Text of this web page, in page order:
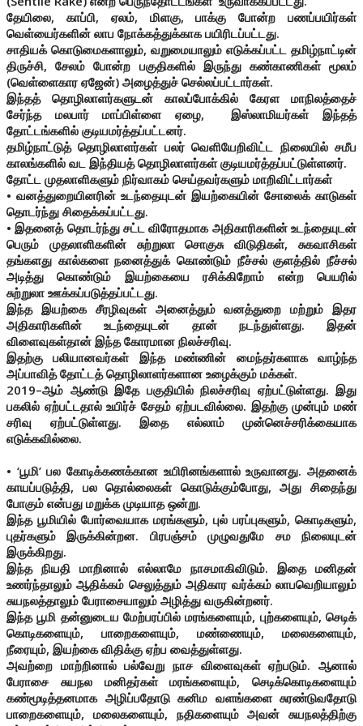
தேயிலை, காப்பி, ஏலம், மிளகு, பாக்கு போன்ற பணப்பயிர்கள்
வெள்யைர்களின் லாப நோக்கத்துக்காக பயிரிடப்பட்டது.
சாதியக் கொடுமைகளாலும், வறுமையாலும் எடுக்கப்பட்ட தமிழ்நாட்டின்
திருச்சி, சேலம் போன்ற பகுதிகளில் இருந்து கண்காணிகள் மூலம்
(வெள்ளைகார ஏஜேன்) அழைத்துச் செல்லப்பட்டார்கள்.
இந்தத் தொழிலாளர்களுடன் காலப்போக்கில் கேரள மாநிலத்தைச்
சேர்ந்த மலபார் மாப்பிள்ளை ஏழை, இஸ்லாமியர்கள் இந்தத்
தோட்டங்களில் குடியமர்த்தப்பட்டனர்.
தமிழ்நாட்டுத் தொழிலாளர்கள் பலர் வெளியேறிவிட்ட நிலையில் சமீப
காலங்களில் வட இந்தியத் தொழிலாளர்கள் குடியமர்த்தப்பட்டுள்ளனர்.
தோட்ட முதலாளிகளும் நிர்வாகம் செய்தவர்களும் மாறிவிட்டார்கள்
• வனத்துறையினரின் உடந்தையுடன் இயற்கையின் சோலைக் காடுகள்
தொடர்ந்து சிதைக்கப்பட்டது.
• இதனைத் தொடர்ந்து சட்ட விரோதமாக அதிகாரிகளின் உடந்தையுடன்
பெரும் முதலாளிகளின் சுற்றுலா சொகுசு விடுதிகள், சுகவாசிகள்
தங்களது கால்களை நனைத்துக் கொண்டும் நீச்சல் குளத்தில் நீச்சல்
அடித்து கொண்டும் இயற்கையை ரசிக்கிறோம் என்ற பெயரில்
சுற்றுலா ஊக்கப்படுத்தப்பட்டது.
இந்த இயற்கை சீரழிவுகள் அனைத்தும் வனத்துறை மற்றும் இதர
அதிகாரிகளின் உடந்தையுடன் தான் நடந்துள்ளது. இதன்
விளைவுகள்தான் இந்த கோரமான நிலச்சரிவு.
இதற்கு பலியானவர்கள் இந்த மண்ணின் மைந்தர்களாக வாழ்ந்த
அப்பாவித் தோட்டத் தொழிலாளர்களான உழைக்கும் மக்கள்.
2019–ஆம் ஆண்டு இதே பகுதியில் நிலச்சரிவு ஏற்பட்டுள்ளது. இது
பகலில் ஏற்பட்டதால் உயிர்ச் சேதம் ஏற்படவில்லை. இதற்கு முன்பும் மண்
சரிவு ஏற்பட்டுள்ளது. இதை எல்லாம் முன்னெச்சரிக்கையாக
எடுக்கவில்லை.
• ‘பூமி’ பல கோடிக்கணக்கான உயிரினங்களால் உருவானது. அதனைக்
காயப்படுத்தி, பல தொல்லைகள் கொடுக்கும்போது, அது சிதைந்து
போகும் என்பது மறுக்க முடியாத ஒன்று.
இந்த பூமியில் போர்வையாக மரங்களும், புல் பரப்புகளும், கொடிகளும்,
புதர்களும் இருக்கின்றன. பிரபஞ்சம் முழுவதுமே சம நிலையுடன்
இருக்கிறது.
இந்த நியதி மாறினால் எல்லாமே நாசமாகிவிடும். இதை மனிதன்
உணர்ந்தாலும் ஆதிக்கம் செலுத்தும் அதிகார வர்க்கம் லாபவெறியாலும்
சுயநலத்தாலும் பேராசையாலும் அழித்து வருகின்றனர்.
இந்த பூமி தன்னுடைய மேற்பரப்பில் மரங்களையும், புற்களையும், செடிக்
கொடிகளையும், பாறைகளையும், மண்ணையும், மலைகளையும்,
நீரையும், இயற்கை விதிக்கு ஏற்ப வைத்துள்ளது.
அவற்றை மாற்றினால் பல்வேறு நாச விளைவுகள் ஏற்படும். ஆனால்
பேராசை சுயநல மனிதர்கள் மரங்களையும், செடிக்கொடிகளையும்
கண்மூடித்தனமாக அழிப்பதோடு கனிம வளங்களை சுரண்டுவதோடு
பாறைகளையும், மலைகளையும், நதிகளையும் அவன் சுயநலத்திற்கு